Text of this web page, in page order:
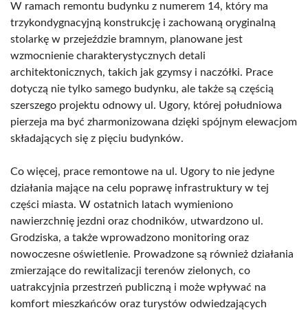
W ramach remontu budynku z numerem 14, który ma
trzykondygnacyjną konstrukcję i zachowaną oryginalną
stolarkę w przejeździe bramnym, planowane jest
wzmocnienie charakterystycznych detali
architektonicznych, takich jak gzymsy i naczółki. Prace
dotyczą nie tylko samego budynku, ale także są częścią
szerszego projektu odnowy ul. Ugory, której południowa
pierzeja ma być zharmonizowana dzięki spójnym elewacjom
składających się z pięciu budynków.
Co więcej, prace remontowe na ul. Ugory to nie jedyne
działania mające na celu poprawę infrastruktury w tej
części miasta. W ostatnich latach wymieniono
nawierzchnię jezdni oraz chodników, utwardzono ul.
Grodziska, a także wprowadzono monitoring oraz
nowoczesne oświetlenie. Prowadzone są również działania
zmierzające do rewitalizacji terenów zielonych, co
uatrakcyjnia przestrzeń publiczną i może wpływać na
komfort mieszkańców oraz turystów odwiedzających